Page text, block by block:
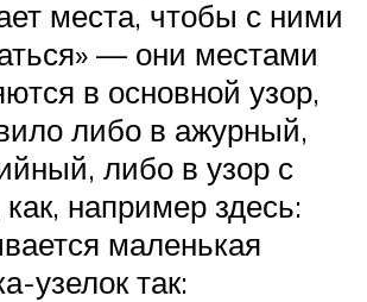
места, чтобы с ними
— они местами
в основной узор,
либо в ажурный,
либо в узор с
например здесь:
маленькая
узелок так: